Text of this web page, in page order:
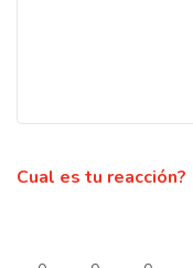
Cual es tu reacción?